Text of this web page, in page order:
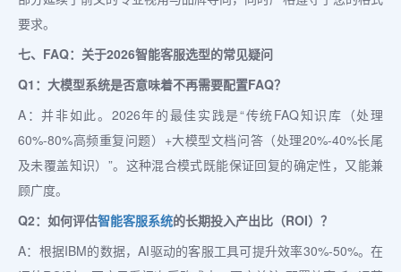
要求。
七、FAQ：关于2026智能客服选型的常见疑问
Q1：大模型系统是否意味着不再需要配置FAQ？
A：并非如此。2026年的最佳实践是“传统FAQ知识库（处理
60%-80%高频重复问题）+大模型文档问答（处理20%-40%长尾
及未覆盖知识）”。这种混合模式既能保证回复的确定性，又能兼
顾广度。
Q2：如何评估智能客服系统的长期投入产出比（ROI）？
A：根据IBM的数据，AI驱动的客服工具可提升效率30%-50%。在